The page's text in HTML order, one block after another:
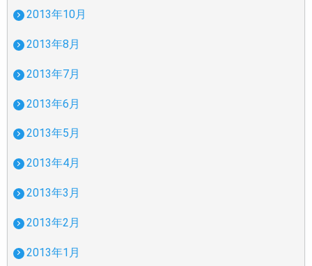
2013年10月
2013年8月
2013年7月
2013年6月
2013年5月
2013年4月
2013年3月
2013年2月
2013年1月